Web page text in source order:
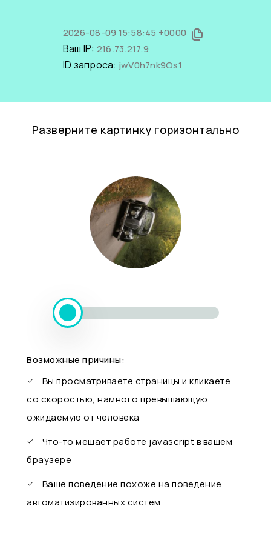
2026-08-09 15:58:45 +0000
Ваш IP: 216.73.217.9
ID запроса: jwV0h7nk9Os1
Разверните картинку горизонтально
Возможные причины:
Вы просматриваете страницы и кликаете
со скоростью, намного превышающую
ожидаемую от человека
Что-то мешает работе javascript в вашем
браузере
Ваше поведение похоже на поведение
автоматизированных систем